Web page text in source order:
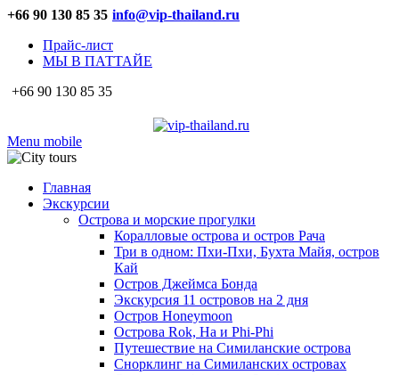
+66 90 130 85 35 info@vip-thailand.ru
Прайс-лист
МЫ В ПАТТАЙЕ
+66 90 130 85 35
Menu mobile
Главная
Экскурсии
Острова и морские прогулки
Коралловые острова и остров Рача
Три в одном: Пхи-Пхи, Бухта Майя, остров
Кай
Остров Джеймса Бонда
Экскурсия 11 островов на 2 дня
Остров Honeymoon
Острова Rok, Ha и Phi-Phi
Путешествие на Симиланские острова
Снорклинг на Симиланских островах